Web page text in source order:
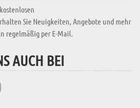
Sie Neuigkeiten, Angebote und mehr
regelmäßig per E-Mail.
AUCH BEI